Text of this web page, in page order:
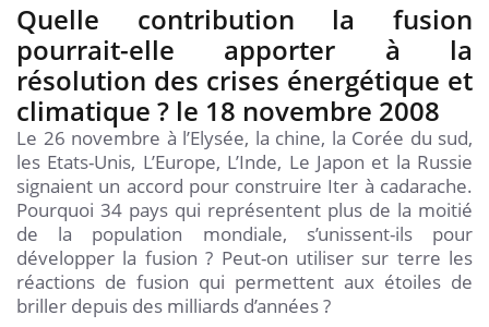
Quelle contribution la fusion
pourrait-elle apporter à la
résolution des crises énergétique et
climatique ? le 18 novembre 2008
Le 26 novembre à l’Elysée, la chine, la Corée du sud,
les Etats-Unis, L’Europe, L’Inde, Le Japon et la Russie
signaient un accord pour construire Iter à cadarache.
Pourquoi 34 pays qui représentent plus de la moitié
de la population mondiale, s’unissent-ils pour
développer la fusion ? Peut-on utiliser sur terre les
réactions de fusion qui permettent aux étoiles de
briller depuis des milliards d’années ?